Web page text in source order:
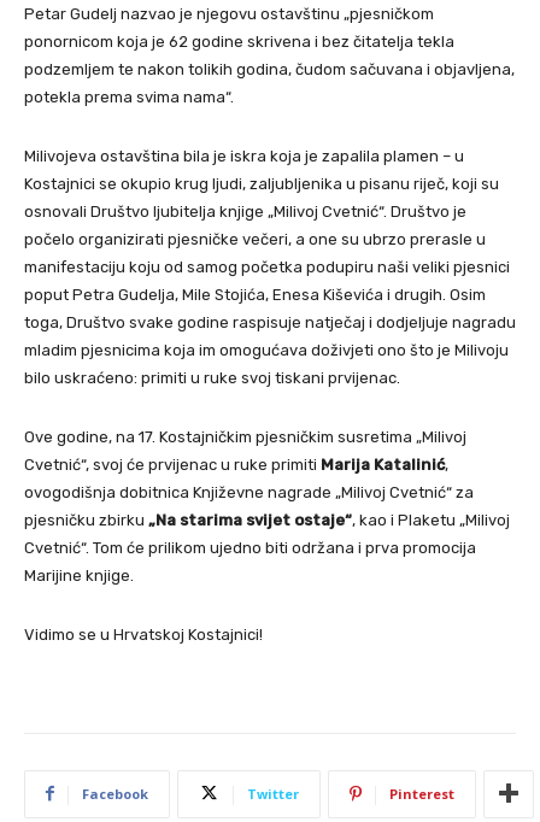
Petar Gudelj nazvao je njegovu ostavštinu „pjesničkom
ponornicom koja je 62 godine skrivena i bez čitatelja tekla
podzemljem te nakon tolikih godina, čudom sačuvana i objavljena,
potekla prema svima nama“.
Milivojeva ostavština bila je iskra koja je zapalila plamen – u
Kostajnici se okupio krug ljudi, zaljubljenika u pisanu riječ, koji su
osnovali Društvo ljubitelja knjige „Milivoj Cvetnić“. Društvo je
počelo organizirati pjesničke večeri, a one su ubrzo prerasle u
manifestaciju koju od samog početka podupiru naši veliki pjesnici
poput Petra Gudelja, Mile Stojića, Enesa Kiševića i drugih. Osim
toga, Društvo svake godine raspisuje natječaj i dodjeljuje nagradu
mladim pjesnicima koja im omogućava doživjeti ono što je Milivoju
bilo uskraćeno: primiti u ruke svoj tiskani prvijenac.
Ove godine, na 17. Kostajničkim pjesničkim susretima „Milivoj
Cvetnić“, svoj će prvijenac u ruke primiti Marija Katalinić,
ovogodišnja dobitnica Književne nagrade „Milivoj Cvetnić“ za
pjesničku zbirku „Na starima svijet ostaje“, kao i Plaketu „Milivoj
Cvetnić“. Tom će prilikom ujedno biti održana i prva promocija
Marijine knjige.
Vidimo se u Hrvatskoj Kostajnici!
Facebook Twitter Pinterest